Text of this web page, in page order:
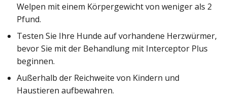
Welpen mit einem Körpergewicht von weniger als 2
Pfund.
Testen Sie Ihre Hunde auf vorhandene Herzwürmer,
bevor Sie mit der Behandlung mit Interceptor Plus
beginnen.
Außerhalb der Reichweite von Kindern und
Haustieren aufbewahren.